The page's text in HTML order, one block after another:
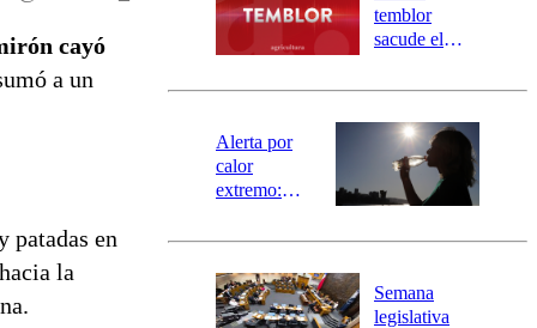
cayó
a un
patadas en
la
activa
mensajería
SAE
temblor
sacude el
revisa la
epicentro
Alerta por
calor
extremo:
activa Alerta
Preventiva en
tres comunas
Semana
legislativa